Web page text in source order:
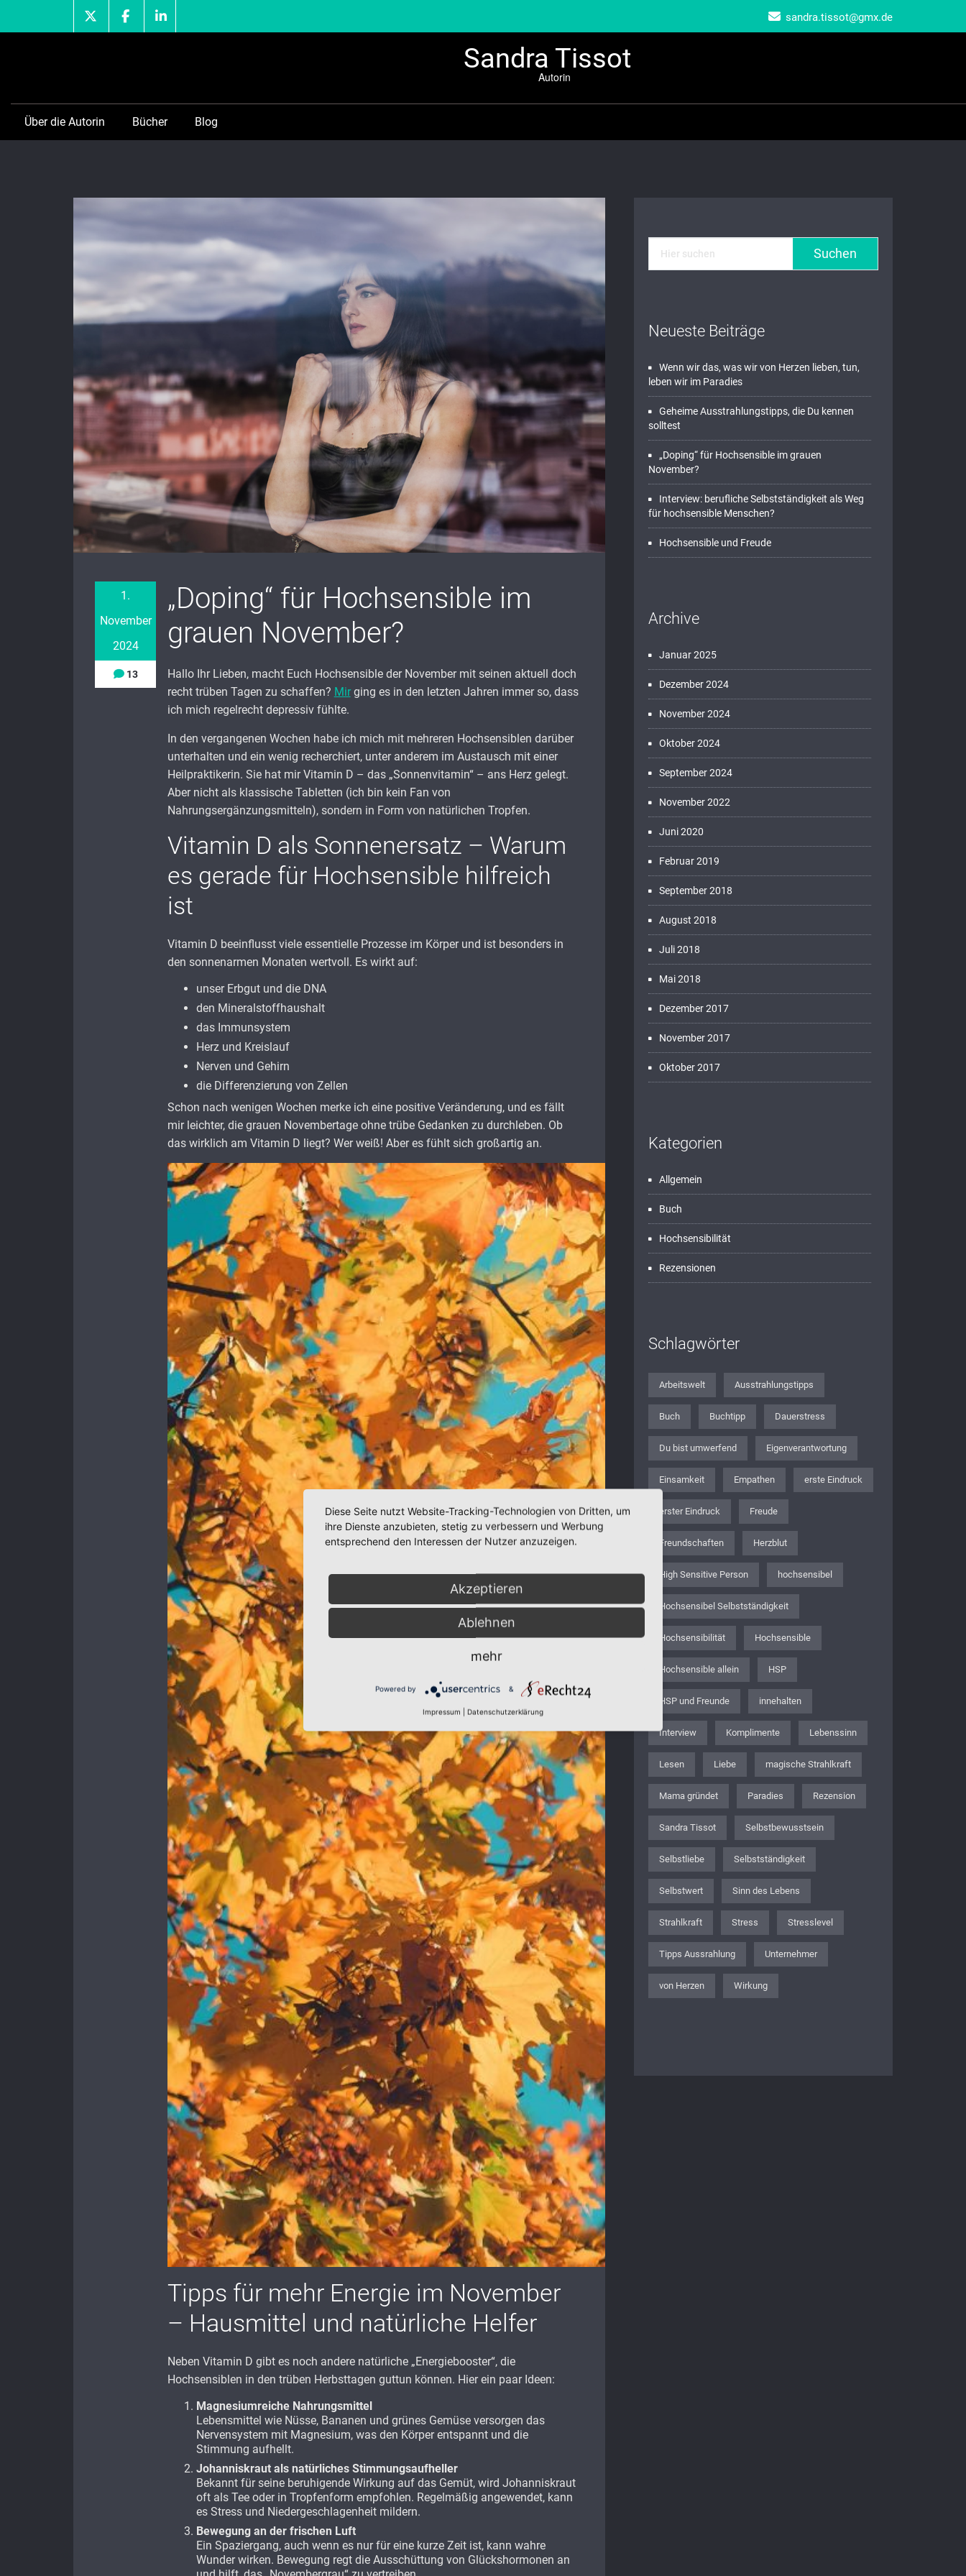
content
sandra.tissot@gmx.de
Sandra Tissot
Autorin
Über die Autorin Bücher Blog
1.
November
2024
13
„Doping“ für Hochsensible im
grauen November?
Hallo Ihr Lieben, macht Euch Hochsensible der November mit seinen aktuell doch
recht trüben Tagen zu schaffen? Mirging es in den letzten Jahren immer so, dass
ich mich regelrecht depressiv fühlte.
In den vergangenen Wochen habe ich mich mit mehreren Hochsensiblen darüber
unterhalten und ein wenig recherchiert, unter anderem im Austausch mit einer
Heilpraktikerin. Sie hat mir Vitamin D – das „Sonnenvitamin“ – ans Herz gelegt.
Aber nicht als klassische Tabletten (ich bin kein Fan von
Nahrungsergänzungsmitteln), sondern in Form von natürlichen Tropfen.
Vitamin D als Sonnenersatz – Warum
es gerade für Hochsensible hilfreich
ist
Vitamin D beeinflusst viele essentielle Prozesse im Körper und ist besonders in
den sonnenarmen Monaten wertvoll. Es wirkt auf:
unser Erbgut und die DNA
den Mineralstoffhaushalt
das Immunsystem
Herz und Kreislauf
Nerven und Gehirn
die Differenzierung von Zellen
Schon nach wenigen Wochen merke ich eine positive Veränderung, und es fällt
mir leichter, die grauen Novembertage ohne trübe Gedanken zu durchleben. Ob
das wirklich am Vitamin D liegt? Wer weiß! Aber es fühlt sich großartig an.
Tipps für mehr Energie im November
– Hausmittel und natürliche Helfer
Neben Vitamin D gibt es noch andere natürliche „Energiebooster“, die
Hochsensiblen in den trüben Herbsttagen guttun können. Hier ein paar Ideen:
Magnesiumreiche Nahrungsmittel
Lebensmittel wie Nüsse, Bananen und grünes Gemüse versorgen das
Nervensystem mit Magnesium, was den Körper entspannt und die
Stimmung aufhellt.
Johanniskraut als natürliches Stimmungsaufheller
Bekannt für seine beruhigende Wirkung auf das Gemüt, wird Johanniskraut
oft als Tee oder in Tropfenform empfohlen. Regelmäßig angewendet, kann
es Stress und Niedergeschlagenheit mildern.
Bewegung an der frischen Luft
Ein Spaziergang, auch wenn es nur für eine kurze Zeit ist, kann wahre
Wunder wirken. Bewegung regt die Ausschüttung von Glückshormonen an
Neueste Beiträge
Wenn wir das, was wir von Herzen lieben, tun,
leben wir im Paradies
Geheime Ausstrahlungstipps, die Du kennen
solltest
„Doping“ für Hochsensible im grauen
November?
Interview: berufliche Selbstständigkeit als Weg
für hochsensible Menschen?
Hochsensible und Freude
Archive
Januar 2025
Dezember 2024
November 2024
Oktober 2024
September 2024
November 2022
Juni 2020
Februar 2019
September 2018
August 2018
Juli 2018
Mai 2018
Dezember 2017
November 2017
Oktober 2017
Kategorien
Allgemein
Buch
Hochsensibilität
Rezensionen
Schlagwörter
Arbeitswelt Ausstrahlungstipps
Buch Buchtipp Dauerstress
Du bist umwerfend Eigenverantwortung
Einsamkeit Empathen erste Eindruck
erster Eindruck Freude
Freundschaften Herzblut
High Sensitive Person hochsensibel
Hochsensibel Selbstständigkeit
Hochsensibilität Hochsensible
Hochsensible allein HSP
HSP und Freunde innehalten
Interview Komplimente Lebenssinn
Lesen Liebe magische Strahlkraft
Mama gründet Paradies Rezension
Sandra Tissot Selbstbewusstsein
Selbstliebe Selbstständigkeit
Selbstwert Sinn des Lebens
Strahlkraft Stress Stresslevel
Tipps Aussrahlung Unternehmer
von Herzen Wirkung
Diese Seite nutzt Website-Tracking-Technologien von Dritten, um
ihre Dienste anzubieten, stetig zu verbessern und Werbung
entsprechend den Interessen der Nutzer anzuzeigen.
Akzeptieren
Ablehnen
mehr
Powered by &
Impressum Datenschutzerklärung